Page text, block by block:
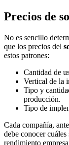
Precios de
No es sencillo
que los precios del
estos patrones:
Cantidad de
Vertical de la
Tipo y
producción.
Tipo de
Cada compañía,
debe conocer cuáles
rendimiento